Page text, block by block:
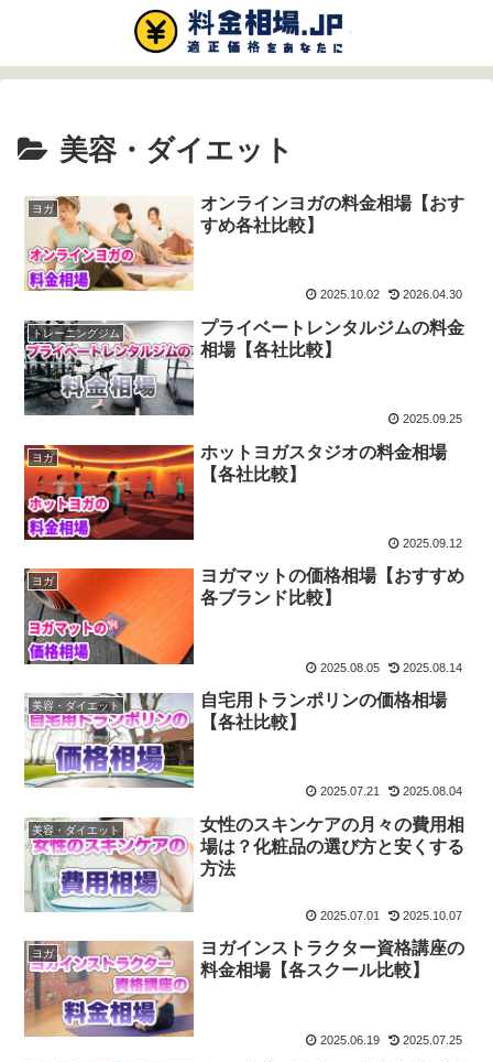
美容・ダイエット
ヨガ
オンラインヨガの料金相場【おす
すめ各社比較】
2025.10.02 2026.04.30
トレーニングジム
プライベートレンタルジムの料金
相場【各社比較】
2025.09.25
ヨガ
ホットヨガスタジオの料金相場
【各社比較】
2025.09.12
ヨガ
ヨガマットの価格相場【おすすめ
各ブランド比較】
2025.08.05 2025.08.14
美容・ダイエット
自宅用トランポリンの価格相場
【各社比較】
2025.07.21 2025.08.04
美容・ダイエット
女性のスキンケアの月々の費用相
場は？化粧品の選び方と安くする
方法
2025.07.01 2025.10.07
ヨガ
ヨガインストラクター資格講座の
料金相場【各スクール比較】
2025.06.19 2025.07.25